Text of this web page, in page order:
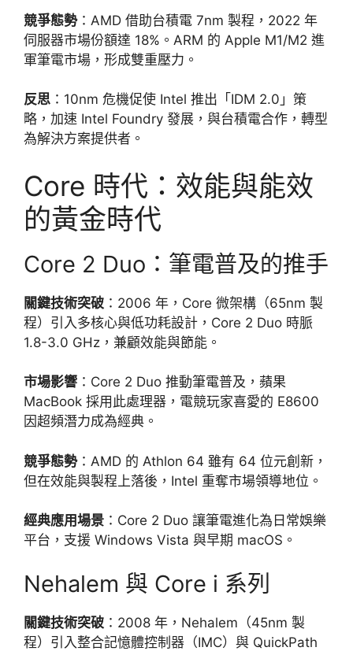
競爭態勢：AMD 借助台積電 7nm 製程，2022 年
伺服器市場份額達 18%。ARM 的 Apple M1/M2 進
軍筆電市場，形成雙重壓力。
反思 ：10nm 危機促使 Intel 推出「IDM 2.0」策
略，加速 Intel Foundry 發展，與台積電合作，轉型
為解決方案提供者。
Core 時代：效能與能效
的黃金時代
Core 2 Duo：筆電普及的推手
關鍵技術突破 ：2006 年，Core 微架構（65nm 製
程）引入多核心與低功耗設計，Core 2 Duo 時脈
1.8-3.0 GHz，兼顧效能與節能。
市場影響 ：Core 2 Duo 推動筆電普及，蘋果
MacBook 採用此處理器，電競玩家喜愛的 E8600
因超頻潛力成為經典。
競爭態勢：AMD 的 Athlon 64 雖有 64 位元創新，
但在效能與製程上落後，Intel 重奪市場領導地位。
經典應用場景 ：Core 2 Duo 讓筆電進化為日常娛樂
平台，支援 Windows Vista 與早期 macOS。
Nehalem 與 Core i 系列
關鍵技術突破 ：2008 年，Nehalem（45nm 製
程）引入整合記憶體控制器（IMC）與 QuickPath